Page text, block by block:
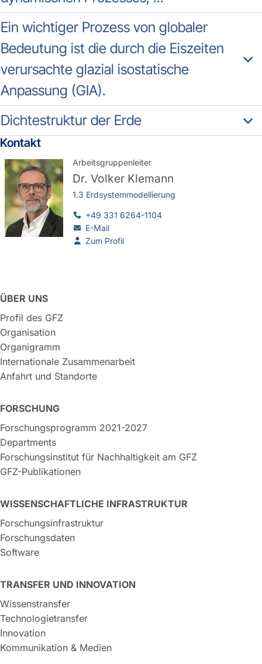
Ein wichtiger Prozess von globaler
Bedeutung ist die durch die Eiszeiten
verursachte glazial isostatische
Anpassung (GIA).
Dichtestruktur der Erde
Kontakt
Arbeitsgruppenleiter
Dr. Volker Klemann
1.3 Erdsystemmodellierung
+49 331 6264-1104
E-Mail
Zum Profil
ÜBER UNS
Profil des GFZ
Organisation
Organigramm
Internationale Zusammenarbeit
Anfahrt und Standorte
FORSCHUNG
Forschungsprogramm 2021-2027
Departments
Forschungsinstitut für Nachhaltigkeit am GFZ
GFZ-Publikationen
WISSENSCHAFTLICHE INFRASTRUKTUR
Forschungsinfrastruktur
Forschungsdaten
Software
TRANSFER UND INNOVATION
Wissenstransfer
Technologietransfer
Innovation
Kommunikation & Medien